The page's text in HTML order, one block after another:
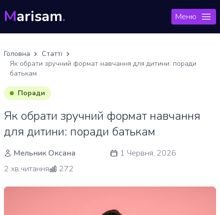
Marisam. Меню
Головна
Статті
Як обрати зручний формат навчання для дитини: поради
батькам
Поради
Як обрати зручний формат навчання
для дитини: поради батькам
Мельник Оксана
1 Червня, 2026
2 хв.читання
272